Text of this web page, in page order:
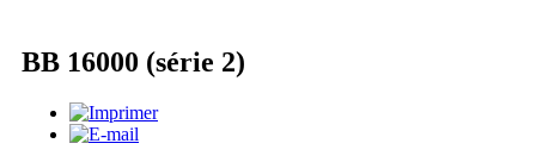
BB 16000 (série 2)